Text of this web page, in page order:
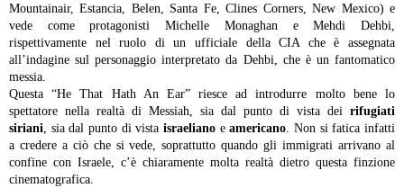
Mountainair, Estancia, Belen, Santa Fe, Clines Corners, New Mexico) e
vede come protagonisti Michelle Monaghan e Mehdi Dehbi,
rispettivamente nel ruolo di un ufficiale della CIA che è assegnata
all’indagine sul personaggio interpretato da Dehbi, che è un fantomatico
messia.
Questa “He That Hath An Ear” riesce ad introdurre molto bene lo
spettatore nella realtà di Messiah, sia dal punto di vista dei rifugiati
siriani , sia dal punto di vista israeliano eamericano . Non si fatica infatti
a credere a ciò che si vede, soprattutto quando gli immigrati arrivano al
confine con Israele, c’è chiaramente molta realtà dietro questa finzione
cinematografica.